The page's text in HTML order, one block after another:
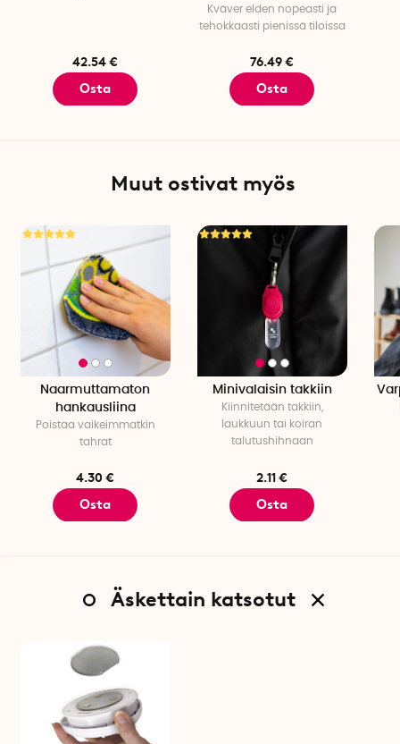
42.54 €
Osta
Kväver elden nopeasti ja
tehokkaasti pienissä tiloissa
76.49 €
Osta
Muut ostivat myös
Naarmuttamaton
hankausliina
Poistaa vaikeimmatkin
tahrat
4.30 €
Osta
Minivalaisin takkiin
Kiinnitetään takkiin,
laukkuun tai koiran
talutushihnaan
2.11 €
Osta
Äskettain katsotut